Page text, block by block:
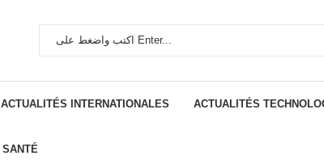
ACTUALITÉS INTERNATIONALES ACTUALITÉS
SANTÉ